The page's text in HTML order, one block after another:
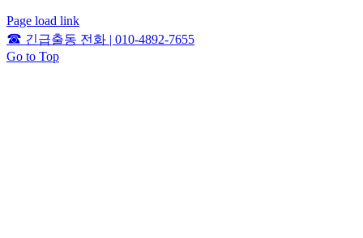
Page load link
☎ 긴급출동 전화 | 010-4892-7655
Go to Top